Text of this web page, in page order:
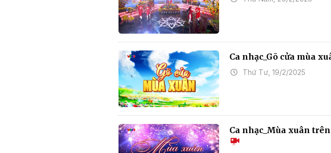
Ca nhạc_Gõ cửa mùa
Thứ Tư, 19/2/2025
Ca nhạc_Mùa xuân